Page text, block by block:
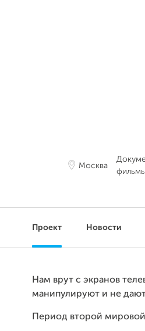
Москва
Проект Новости
Нам врут с экранов
манипулируют и не дают
Период второй